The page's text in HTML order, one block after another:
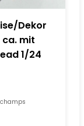
Dekor
mit
1/24